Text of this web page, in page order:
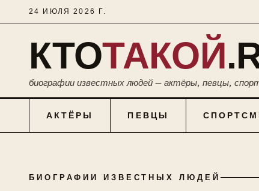
24 ИЮЛЯ 2026 Г.
КТОТАКОЙ
биографии известных людей — актёры, певцы,
АКТЁРЫ ПЕВЦЫ
БИОГРАФИИ ИЗВЕСТНЫХ ЛЮДЕЙ